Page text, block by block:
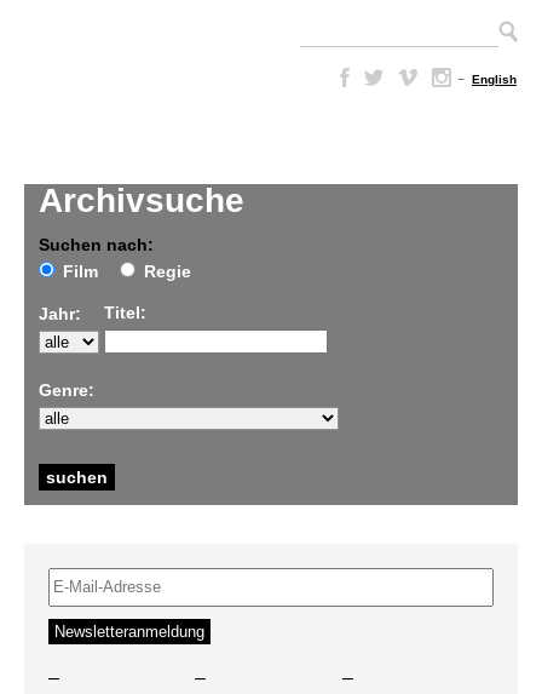
– English
Archivsuche
Suchen nach:
Film
Regie
Jahr: Titel:
Genre:
– – –